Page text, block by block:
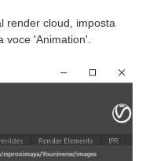
render cloud, imposta
voce 'Animation'.